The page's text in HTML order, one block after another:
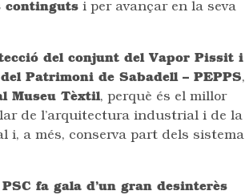
continguts i per avançar en la seva
del conjunt del Vapor Pissit i
Patrimoni de Sabadell – PEPPS,
Museu Tèxtil, perquè és el millor
de l’arquitectura industrial i de la
i, a més, conserva part dels sistema
fa gala d’un gran desinterès